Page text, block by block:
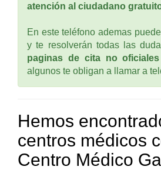
atención al ciudadano
En este teléfono ademas
y te resolverán todas las
paginas de cita no
algunos te obligan a llamar a
Hemos
centros médicos
Centro Médico